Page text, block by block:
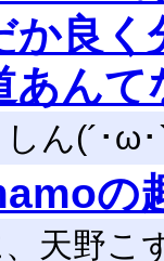
か良く
あんて
ん(´･ω
の
天野こ